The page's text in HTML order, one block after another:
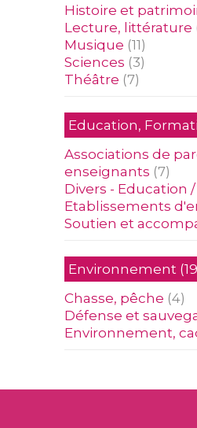
Histoire et
Lecture, littérature
Musique (11)
Sciences (3)
Théâtre (7)
Education,
Associations de
enseignants (7)
Divers - Education
Etablissements
Soutien et
Environnement
Chasse, pêche (4)
Défense et
Environnement,